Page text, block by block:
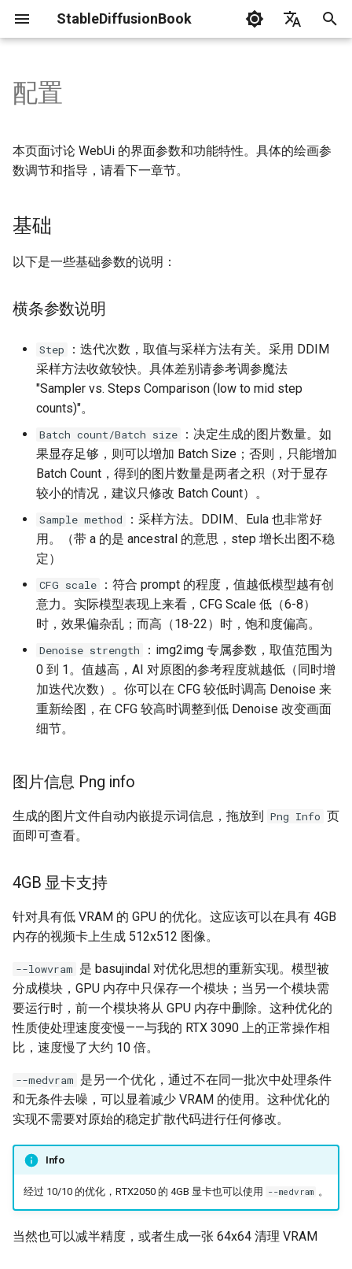
StableDiffusionBook
n
i
i
l
i
News
Terminology
Contribution Guide
Install SDWebUi
Troubleshoot
General
工作流 Img2模式
评估
Lora
Textual Inversion
DreamBooth
AestheticGradients
Resource List
配置
本页面讨论 WebUi 的界面参数和功能特性。具体的绘画参
数调节和指导，请看下一章节。
基础
以下是一些基础参数的说明：
横条参数说明
Step
：迭代次数，取值与采样方法有关。采用 DDIM
采样方法收敛较快。具体差别请参考调参魔法
"Sampler vs. Steps Comparison (low to mid step
counts)"。
Batch count/Batch size
：决定生成的图片数量。如
果显存足够，则可以增加 Batch Size；否则，只能增加
Batch Count，得到的图片数量是两者之积（对于显存
较小的情况，建议只修改 Batch Count）。
Sample method
：采样方法。DDIM、Eula 也非常好
用。（带 a 的是 ancestral 的意思，step 增长出图不稳
定）
CFG scale
：符合 prompt 的程度，值越低模型越有创
意力。实际模型表现上来看，CFG Scale 低（6-8）
时，效果偏杂乱；而高（18-22）时，饱和度偏高。
Denoise strength
：img2img 专属参数，取值范围为
0 到 1。值越高，AI 对原图的参考程度就越低（同时增
加迭代次数）。你可以在 CFG 较低时调高 Denoise 来
重新绘图，在 CFG 较高时调整到低 Denoise 改变画面
细节。
图片信息 Png info
生成的图片文件自动内嵌提示词信息，拖放到 Png Info 页
面即可查看。
4GB 显卡支持
针对具有低 VRAM 的 GPU 的优化。这应该可以在具有 4GB
内存的视频卡上生成 512x512 图像。
--lowvram 是 basujindal 对优化思想的重新实现。模型被
分成模块，GPU 内存中只保存一个模块；当另一个模块需
要运行时，前一个模块将从 GPU 内存中删除。这种优化的
性质使处理速度变慢——与我的 RTX 3090 上的正常操作相
比，速度慢了大约 10 倍。
--medvram 是另一个优化，通过不在同一批次中处理条件
和无条件去噪，可以显着减少 VRAM 的使用。这种优化的
实现不需要对原始的稳定扩散代码进行任何修改。
Info
经过 10/10 的优化，RTX2050 的 4GB 显卡也可以使用 --medvram 。
当然也可以减半精度，或者生成一张 64x64 清理 VRAM